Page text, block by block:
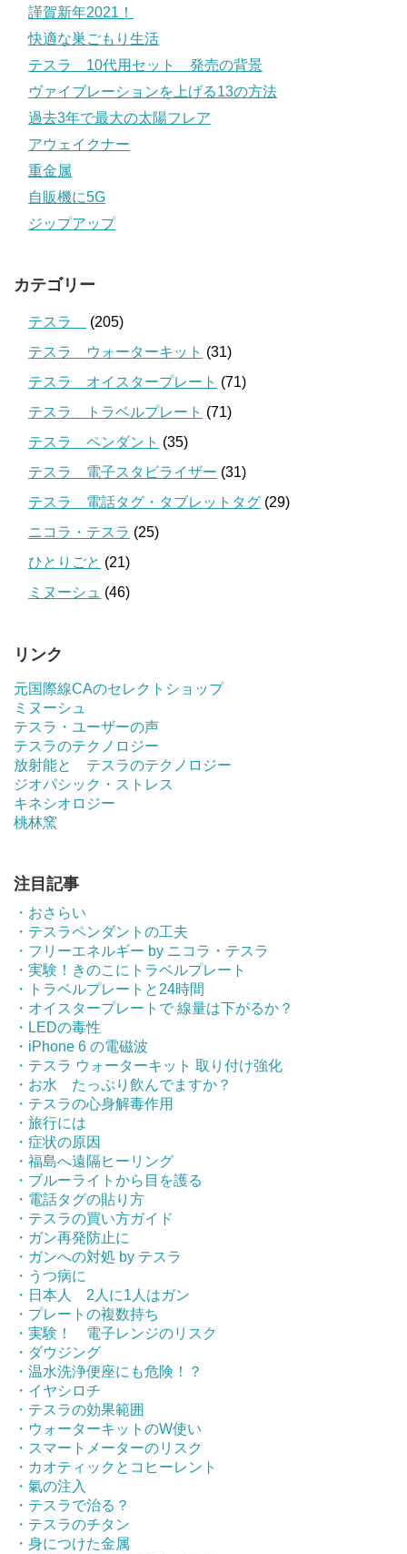
謹賀新年2021！
快適な巣ごもり生活
テスラ 10代用セット 発売の背景
ヴァイブレーションを上げる13の方法
過去3年で最大の太陽フレア
アウェイクナー
重金属
自販機に5G
ジップアップ
カテゴリー
テスラ
(205)
テスラ ウォーターキット (31)
テスラ オイスタープレート (71)
テスラ トラベルプレート (71)
テスラ ペンダント (35)
テスラ 電子スタビライザー (31)
テスラ 電話タグ・タブレットタグ (29)
ニコラ・テスラ (25)
ひとりごと (21)
ミヌーシュ (46)
リンク
元国際線CAのセレクトショップ
ミヌーシュ
テスラ・ユーザーの声
テスラのテクノロジー
放射能と テスラのテクノロジー
ジオパシック・ストレス
キネシオロジー
桃林窯
注目記事
・おさらい
・テスラペンダントの工夫
・フリーエネルギー by ニコラ・テスラ
・実験！きのこにトラベルプレート
・トラベルプレートと24時間
・オイスタープレートで 線量は下がるか？
・LEDの毒性
・iPhone 6 の電磁波
・テスラ ウォーターキット 取り付け強化
・お水 たっぷり飲んでますか？
・テスラの心身解毒作用
・旅行には
・症状の原因
・福島へ遠隔ヒーリング
・ブルーライトから目を護る
・電話タグの貼り方
・テスラの買い方ガイド
・ガン再発防止に
・ガンへの対処 by テスラ
・うつ病に
・日本人 2人に1人はガン
・プレートの複数持ち
・実験！ 電子レンジのリスク
・ダウジング
・温水洗浄便座にも危険！？
・イヤシロチ
・テスラの効果範囲
・ウォーターキットのW使い
・スマートメーターのリスク
・カオティックとコヒーレント
・氣の注入
・テスラで治る？
・テスラのチタン
・身につけた金属